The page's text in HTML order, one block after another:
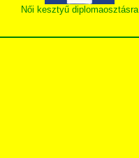
Női kesztyű diplomaosztásra